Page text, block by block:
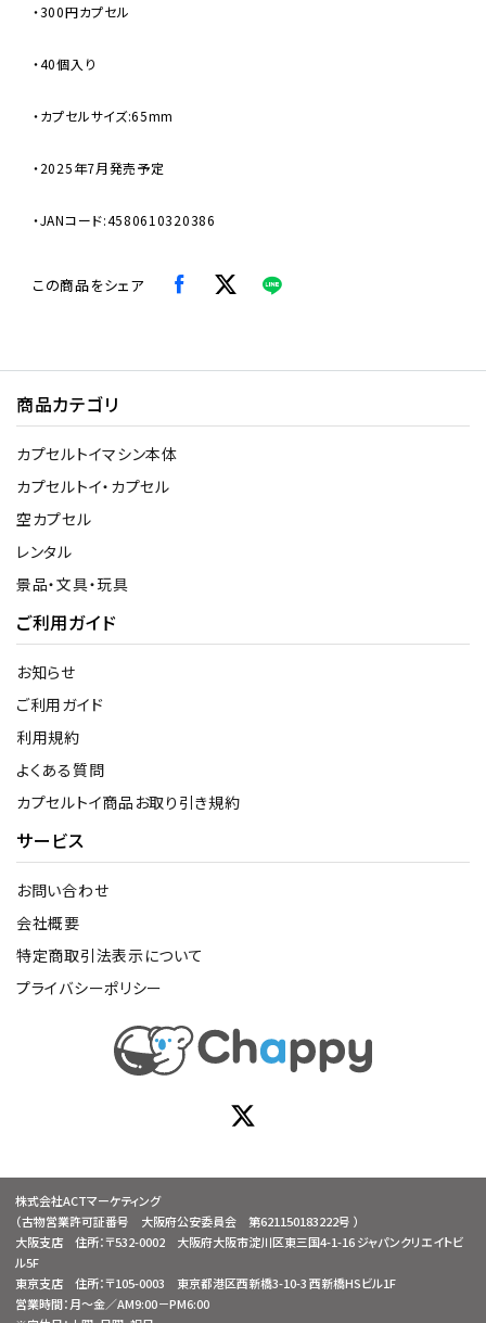
・300円カプセル
・40個入り
・カプセルサイズ:65mm
・2025年7月発売予定
・JANコード:4580610320386
この商品をシェア
商品カテゴリ
カプセルトイマシン本体
カプセルトイ・カプセル
空カプセル
レンタル
景品・文具・玩具
ご利用ガイド
お知らせ
ご利用ガイド
利用規約
よくある質問
カプセルトイ商品お取り引き規約
サービス
お問い合わせ
会社概要
特定商取引法表示について
プライバシーポリシー
株式会社ACTマーケティング
（古物営業許可証番号 大阪府公安委員会 第621150183222号 ）
大阪支店 住所：〒532-0002 大阪府大阪市淀川区東三国4-1-16 ジャパンクリエイトビ
ル5F
東京支店 住所：〒105-0003 東京都港区西新橋3-10-3 西新橋HSビル1F
営業時間：月～金／AM9:00－PM6:00